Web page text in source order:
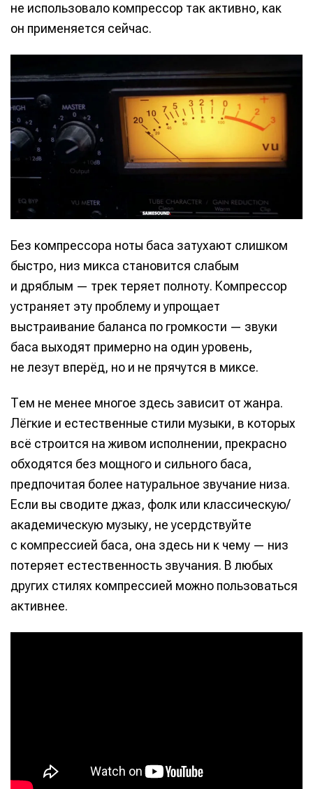
не использовало компрессор так активно, как
он применяется сейчас.
Без компрессора ноты баса затухают слишком
быстро, низ микса становится слабым
и дряблым — трек теряет полноту. Компрессор
устраняет эту проблему и упрощает
выстраивание баланса по громкости — звуки
баса выходят примерно на один уровень,
не лезут вперёд, но и не прячутся в миксе.
Тем не менее многое здесь зависит от жанра.
Лёгкие и естественные стили музыки, в которых
всё строится на живом исполнении, прекрасно
обходятся без мощного и сильного баса,
предпочитая более натуральное звучание низа.
Если вы сводите джаз, фолк или классическую/
академическую музыку, не усердствуйте
с компрессией баса, она здесь ни к чему — низ
потеряет естественность звучания. В любых
других стилях компрессией можно пользоваться
активнее.